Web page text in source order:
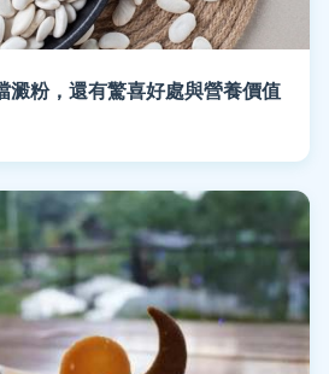
澱粉，還有驚喜好處與營養價值